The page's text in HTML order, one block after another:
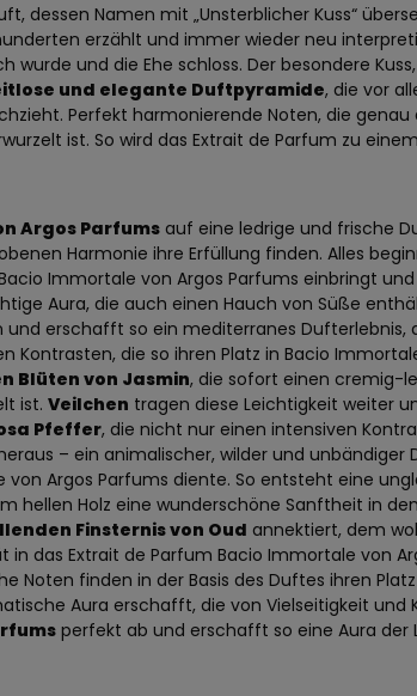
dessen Namen mit „Unsterblicher Kuss“
erzählt und immer wieder neu
wurde und die Ehe schloss. Der besondere
und elegante Duftpyramide, die vor
Perfekt harmonierende Noten, die
ist. So wird das Extrait de Parfum zu
Argos Parfums auf eine ledrige und frische
Harmonie ihre Erfüllung finden. Alles
Immortale von Argos Parfums einbringt
Aura, die auch einen Hauch von Süße
erschafft so ein mediterranes Dufterlebnis,
die so ihren Platz in Bacio
Blüten von Jasmin, die sofort einen cremig-
ist. Veilchen tragen diese Leichtigkeit weiter
Pfeffer, die nicht nur einen intensiven
– ein animalischer, wilder und
Argos Parfums diente. So entsteht eine
hellen Holz eine wunderschöne Sanftheit in
Finsternis von Oud annektiert, dem
das Extrait de Parfum Bacio Immortale von
Noten finden in der Basis des Duftes ihren
Aura erschafft, die von Vielseitigkeit
perfekt ab und erschafft so eine Aura